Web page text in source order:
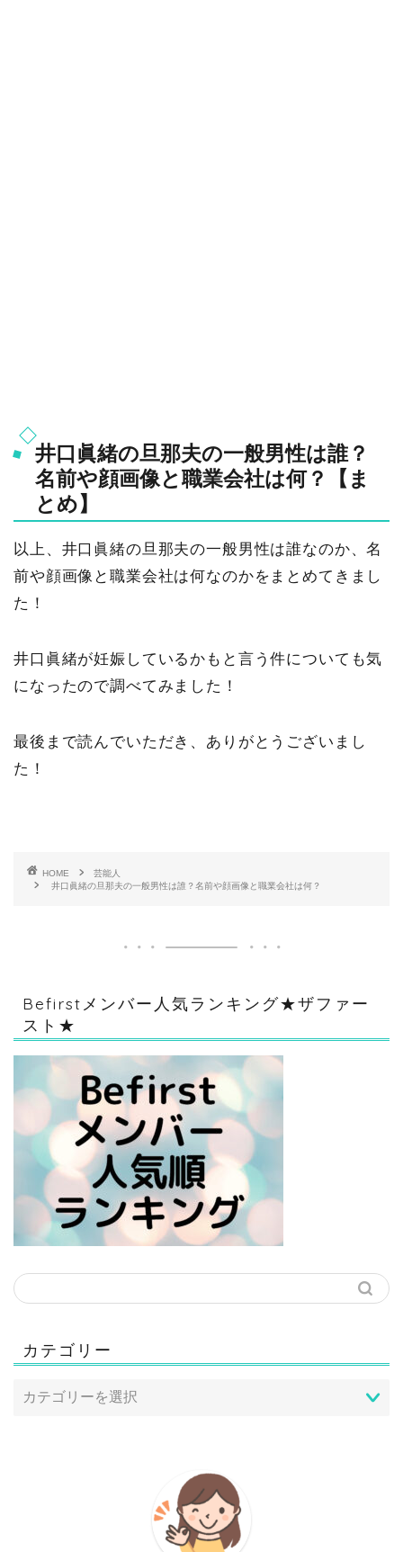
井口眞緒の旦那夫の一般男性は誰？
名前や顔画像と職業会社は何？【ま
とめ】
以上、井口眞緒の旦那夫の一般男性は誰なのか、名
前や顔画像と職業会社は何なのかをまとめてきまし
た！
井口眞緒が妊娠しているかもと言う件についても気
になったので調べてみました！
最後まで読んでいただき、ありがとうございまし
た！
HOME
芸能人
井口眞緒の旦那夫の一般男性は誰？名前や顔画像と職業会社は何？
Befirstメンバー人気ランキング★ザファー
スト★
カテゴリー